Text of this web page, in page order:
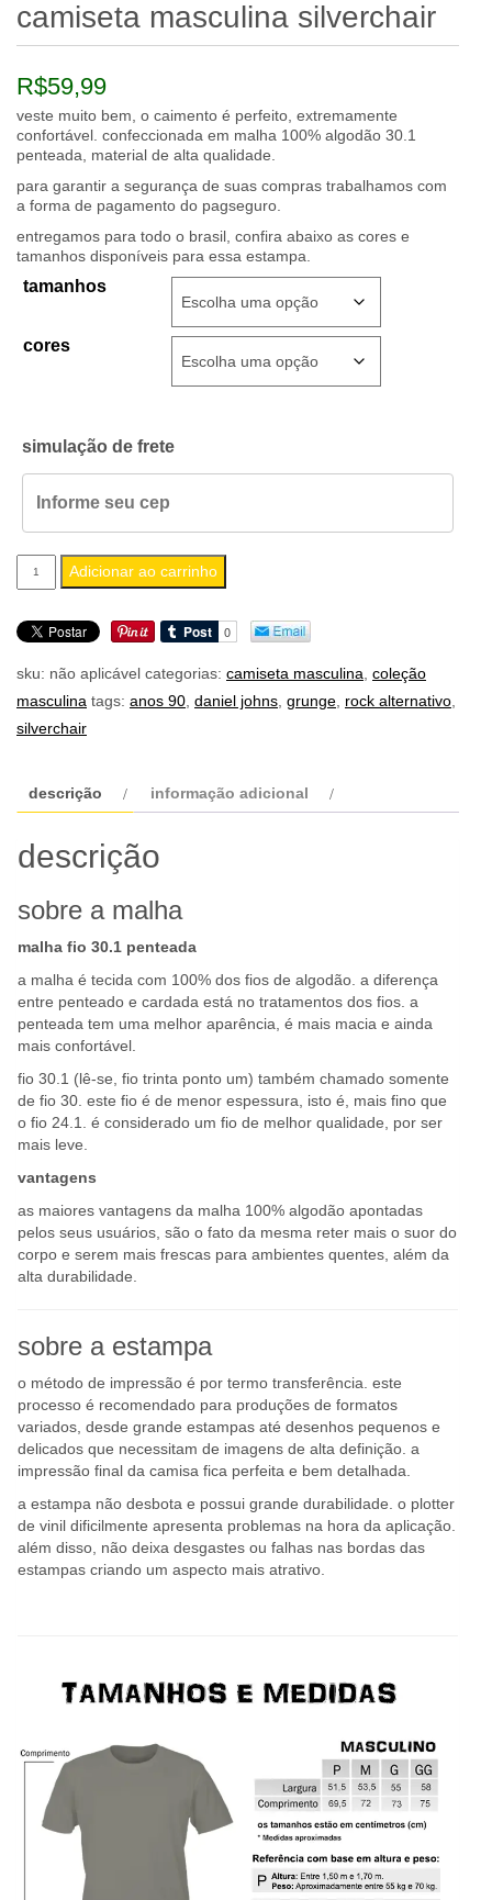
camiseta masculina silverchair
R$59,99
veste muito bem, o caimento é perfeito, extremamente
confortável. confeccionada em malha 100% algodão 30.1
penteada, material de alta qualidade.
para garantir a segurança de suas compras trabalhamos com
a forma de pagamento do pagseguro.
entregamos para todo o brasil, confira abaixo as cores e
tamanhos disponíveis para essa estampa.
tamanhos
cores
simulação de frete
camiseta
masculina
silverchair
Adicionar ao carrinho
sku: não aplicável categorias: camiseta masculina coleção
masculina tags: anos 90 daniel johns grunge rock alternativo
silverchair
descrição informação adicional
descrição
sobre a malha
malha fio 30.1 penteada
a malha é tecida com 100% dos fios de algodão. a diferença
entre penteado e cardada está no tratamentos dos fios. a
penteada tem uma melhor aparência, é mais macia e ainda
mais confortável.
fio 30.1 (lê-se, fio trinta ponto um) também chamado somente
de fio 30. este fio é de menor espessura, isto é, mais fino que
o fio 24.1. é considerado um fio de melhor qualidade, por ser
mais leve.
vantagens
as maiores vantagens da malha 100% algodão apontadas
pelos seus usuários, são o fato da mesma reter mais o suor do
corpo e serem mais frescas para ambientes quentes, além da
alta durabilidade.
sobre a estampa
o método de impressão é por termo transferência. este
processo é recomendado para produções de formatos
variados, desde grande estampas até desenhos pequenos e
delicados que necessitam de imagens de alta definição. a
impressão final da camisa fica perfeita e bem detalhada.
a estampa não desbota e possui grande durabilidade. o plotter
de vinil dificilmente apresenta problemas na hora da aplicação.
além disso, não deixa desgastes ou falhas nas bordas das
estampas criando um aspecto mais atrativo.